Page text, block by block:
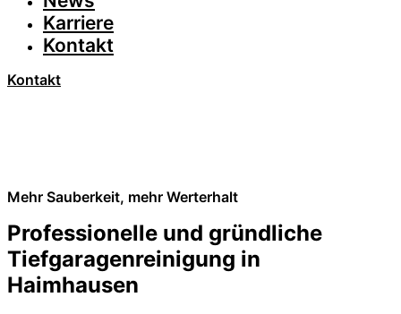
Karriere
Kontakt
Kontakt
Mehr Sauberkeit, mehr Werterhalt
Professionelle und gründliche
Tiefgaragenreinigung in
Haimhausen